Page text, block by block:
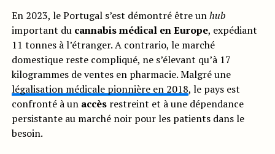
En 2023, le Portugal s’est démontré être unhub
important du cannabis médical en Europe, expédiant
11 tonnes à l’étranger. A contrario, le marché
domestique reste compliqué, ne s’élevant qu’à 17
kilogrammes de ventes en pharmacie. Malgré une
légalisation médicale pionnière en 2018, le pays est
confronté à un accèsrestreint et à une dépendance
persistante au marché noir pour les patients dans le
besoin.